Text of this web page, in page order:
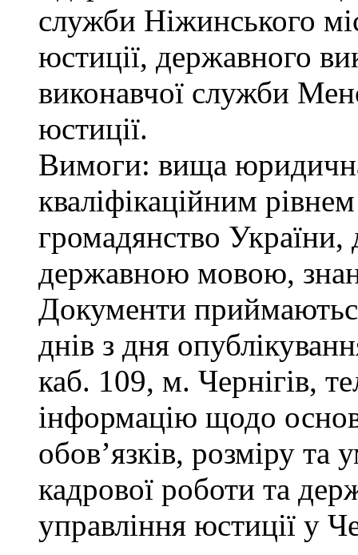
служби Ніжинського
юстиції, державного
виконавчої служби
юстиції.
Вимоги: вища юридична
кваліфікаційним
громадянство України,
державною мовою,
Документи
днів з дня
каб. 109, м. Чернігів,
інформацію щодо
обов’язків, розміру та
кадрової роботи та
управління юстиції у